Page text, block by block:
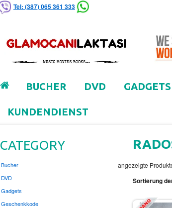
Tel: (387) 065 361 333
BUCHER DVD GADGETS
KUNDENDIENST
angezeigte
Sortierung
CATEGORY
Bucher
DVD
Gadgets
Geschenkkode